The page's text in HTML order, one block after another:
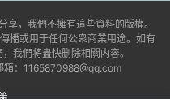
，我們不擁有這些資料的版權。
播或用于任何公衆商業用途。如有
我們将盡快删除相關内容。
：1165870988@qq.com